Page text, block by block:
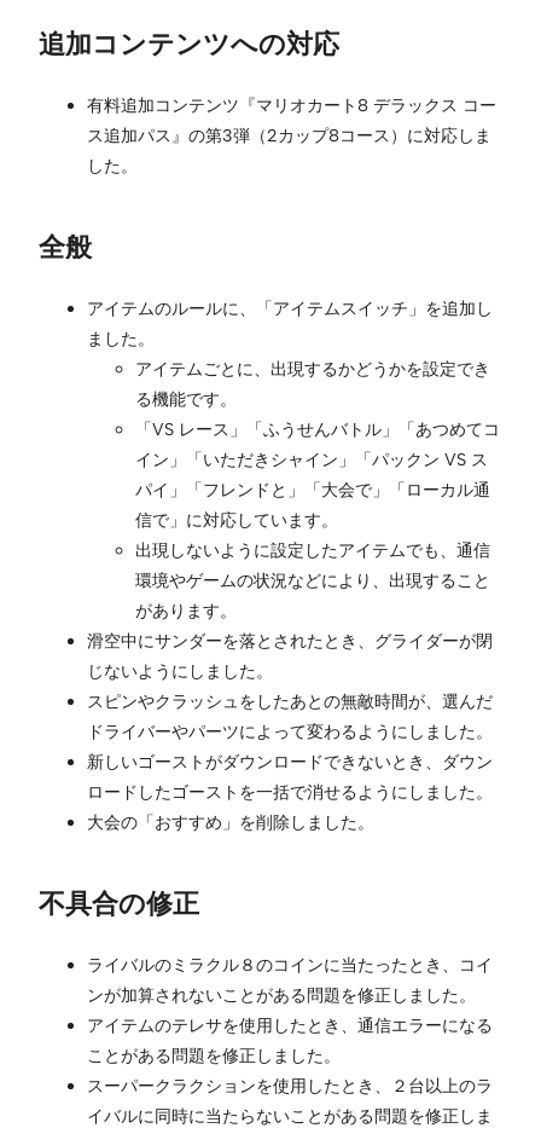
追加コンテンツへの対応
有料追加コンテンツ『マリオカート8 デラックス コー
ス追加パス』の第3弾（2カップ8コース）に対応しま
した。
全般
アイテムのルールに、「アイテムスイッチ」を追加し
ました。
アイテムごとに、出現するかどうかを設定でき
る機能です。
「VS レース」「ふうせんバトル」「あつめてコ
イン」「いただきシャイン」「パックン VS ス
パイ」「フレンドと」「大会で」「ローカル通
信で」に対応しています。
出現しないように設定したアイテムでも、通信
環境やゲームの状況などにより、出現すること
があります。
滑空中にサンダーを落とされたとき、グライダーが閉
じないようにしました。
スピンやクラッシュをしたあとの無敵時間が、選んだ
ドライバーやパーツによって変わるようにしました。
新しいゴーストがダウンロードできないとき、ダウン
ロードしたゴーストを一括で消せるようにしました。
大会の「おすすめ」を削除しました。
不具合の修正
ライバルのミラクル８のコインに当たったとき、コイ
ンが加算されないことがある問題を修正しました。
アイテムのテレサを使用したとき、通信エラーになる
ことがある問題を修正しました。
スーパークラクションを使用したとき、２台以上のラ
イバルに同時に当たらないことがある問題を修正しま